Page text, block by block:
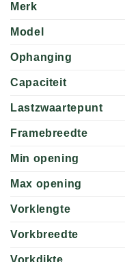
Merk
Model
Ophanging
Capaciteit
Lastzwaartepunt
Framebreedte
Min opening
Max opening
Vorklengte
Vorkbreedte
Vorkdikte